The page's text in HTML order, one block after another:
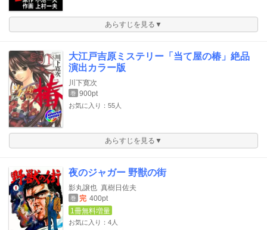
あらすじを見る▼
大江戸吉原ミステリー「当て屋の椿」絶品
演出カラー版
川下寛次
巻 900pt
お気に入り：55人
あらすじを見る▼
夜のジャガー 野獣の街
影丸譲也 真樹日佐夫
巻 完 400pt
1冊無料増量
お気に入り：4人